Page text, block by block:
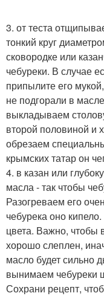
3. от теста
тонкий круг
сковородке или
чебуреки. В случае
припылите его
не подгорали в
выкладываем
второй половиной и
обрезаем
крымских татар он
4. в казан или
масла - так чтобы
Разогреваем его
чебурека оно
цвета. Важно, чтобы
хорошо слеплен,
масло будет сильно
вынимаем чебуреки
Сохрани рецепт,